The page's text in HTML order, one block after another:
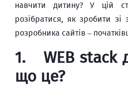
навчити дитину? У цій
розібратися, як зробити зі
розробника сайтів –
1. WEB stack
що це?